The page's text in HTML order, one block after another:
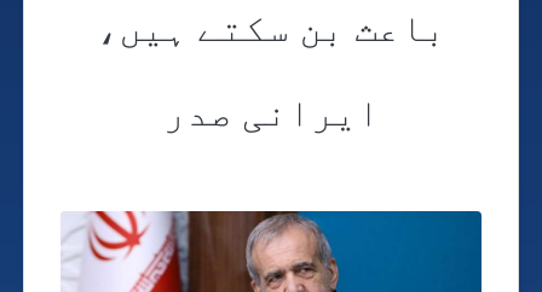
باعث بن سکتے ہیں،
ایرانی صدر